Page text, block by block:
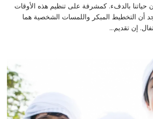
حياتنا بالدفء. كمشرفة على تنظيم هذه الأوقات
أن التخطيط المبكر واللمسات الشخصية هما
إن تقديم...